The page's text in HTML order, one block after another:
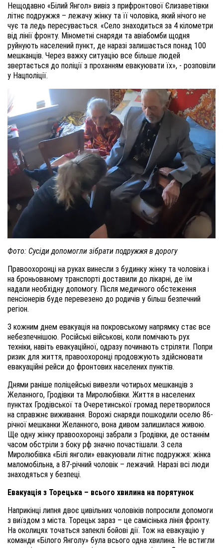
Нещодавно «Білий Янгол» вивіз з прифронтової Єлизаветівки
літнє подружжя – лежачу жінку та її чоловіка, який нічого не
чує та ледь пересувається. «Село знаходиться за 4 кілометри
від лінії фронту. Мінометні снаряди та авіабомби щодня
руйнують населений пункт, де наразі залишається понад 100
мешканців. Через важку ситуацію все більше людей
звертається до поліції з проханням евакуювати їх», - розповіли
у Нацполіції.
Фото: Сусіди допомогли зібрати подружжя в дорогу
Правоохоронці на руках винесли з будинку жінку та чоловіка і
на броньованому транспорті доставили до лікарні, де їм
надали необхідну допомогу. Після медичного обстеження
пенсіонерів буде перевезено до родичів у більш безпечний
регіон.
З кожним днем евакуація на покровському напрямку стає все
небезпечнішою. Російські військові, коли помічають рух
техніки, навіть евакуаційної, одразу починають стріляти. Попри
ризик для життя, правоохоронці продовжують здійснювати
евакуаційні рейси до фронтових населених пунктів.
Днями раніше поліцейські вивезли чотирьох мешканців з
Желанного, Гродівки та Миролюбівки. Життя в населених
пунктах Гродівської та Очеретинської громад перетворилося
на справжнє виживання. Ворожі снаряди пошкодили оселю 86-
річної мешканки Желанного, вона дивом залишилася живою.
Ще одну жінку правоохоронці забрали з Гродівки, де останнім
часом обстріли з боку рф значно почастішали. З села
Миролюбівка «Білі янголи» евакуювали літнє подружжя: жінка
маломобільна, а 87-річний чоловік – лежачий. Наразі всі люди
знаходяться у безпеці.
Евакуація з Торецька – всього хвилина на порятунок
Наприкінці липня двоє цивільних чоловіків попросили допомоги
з виїздом з міста. Торецьк зараз – це самісінька лінія фронту.
На околицях точаться запеклі бойові дії. Тож на евакуацію у
команди «Білого Янголу» була всього одна хвилина. Не встигли